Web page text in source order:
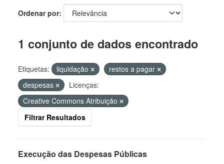
Ordenar por
1 conjunto de dados encontrado
Etiquetas: liquidação
restos a pagar
despesas
Licenças:
Creative Commons Atribuição
Filtrar Resultados
Execução das Despesas Públicas